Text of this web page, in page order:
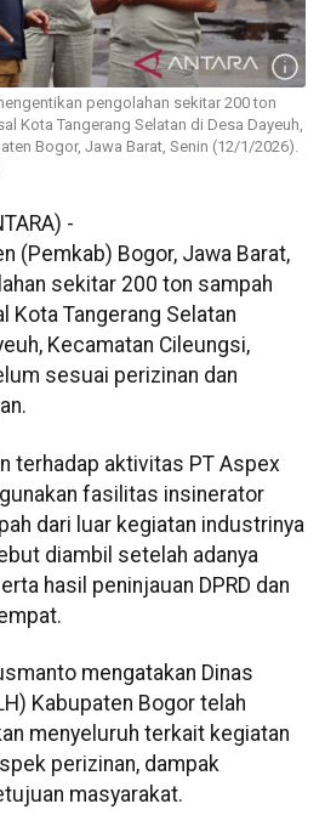
pengolahan sekitar 200 ton
Kota Tangerang Selatan di Desa Dayeuh,
Bogor, Jawa Barat, Senin (12/1/2026).
-
(Pemkab) Bogor, Jawa Barat,
sekitar 200 ton sampah
Kota Tangerang Selatan
Kecamatan Cileungsi,
sesuai perizinan dan
terhadap aktivitas PT Aspex
fasilitas insinerator
dari luar kegiatan industrinya
diambil setelah adanya
hasil peninjauan DPRD dan
mengatakan Dinas
Kabupaten Bogor telah
menyeluruh terkait kegiatan
perizinan, dampak
masyarakat.